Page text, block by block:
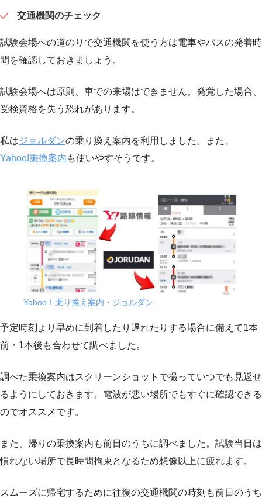
交通機関のチェック
試験会場への道のりで交通機関を使う方は電車やバスの発着時
間を確認しておきましょう。
試験会場へは原則、車での来場はできません。発覚した場合、
受検資格を失う恐れがあります。
私はジョルダンの乗り換え案内を利用しました。また、
Yahoo!乗換案内 も使いやすそうです。
Yahoo！乗り換え案内 ・ ジョルダン
予定時刻より早めに到着したり遅れたりする場合に備えて1本
前・1本後も合わせて調べました。
調べた乗換案内はスクリーンショットで撮っていつでも見返せ
るようにしておきます。電波が悪い場所でもすぐに確認できる
のでオススメです。
また、帰りの乗換案内も前日のうちに調べました。試験当日は
慣れない場所で長時間拘束となるため想像以上に疲れます。
スムーズに帰宅するために往復の交通機関の時刻も前日のうち